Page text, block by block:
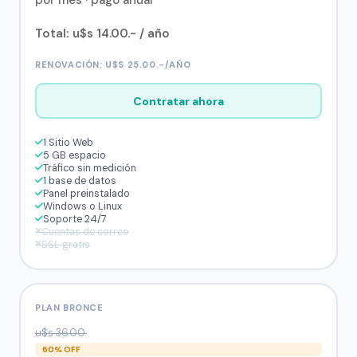
Total: u$s 14.00.- / año
RENOVACIÓN: U$S 25.00.-/AÑO
Contratar ahora
1 Sitio Web
5 GB espacio
Tráfico sin medición
1 base de datos
Panel preinstalado
Windows o Linux
Soporte 24/7
Cuentas de correo
SSL gratis
PLAN BRONCE
u$s 36.00.
60% OFF